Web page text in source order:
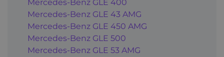
Mercedes-Benz GLE 400
Mercedes-Benz GLE 43 AMG
Mercedes-Benz GLE 450 AMG
Mercedes-Benz GLE 500
Mercedes-Benz GLE 53 AMG